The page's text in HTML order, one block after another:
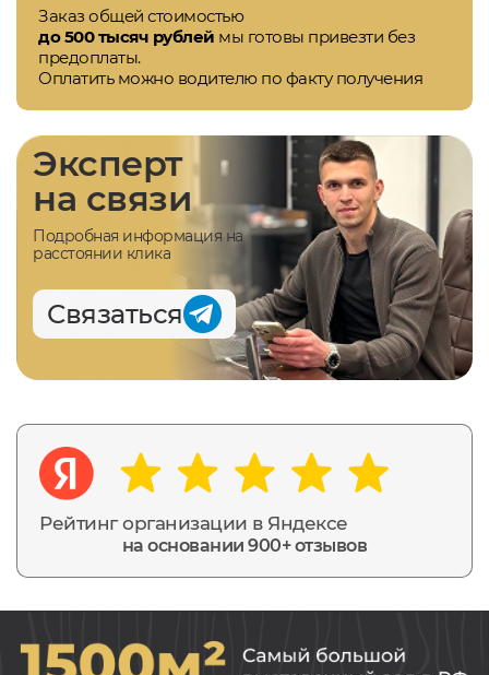
Заказ общей стоимостью
до 500 тысяч рублей мы готовы привезти без
предоплаты.
Оплатить можно водителю по факту получения
Рейтинг организации в Яндексе
на основании 900+ отзывов
Эксперт
на связи
Подробная информация на
расстоянии клика
Связаться